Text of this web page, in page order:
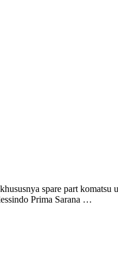
spare part
Prima Sarana …